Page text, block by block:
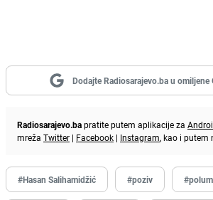
Dodajte Radiosarajevo.ba u omiljene
Radiosarajevo.bapratite putem aplikacije za
mreža Twitter | Facebook | Instagram, kao i putem
#Hasan Salihamidžić #poziv